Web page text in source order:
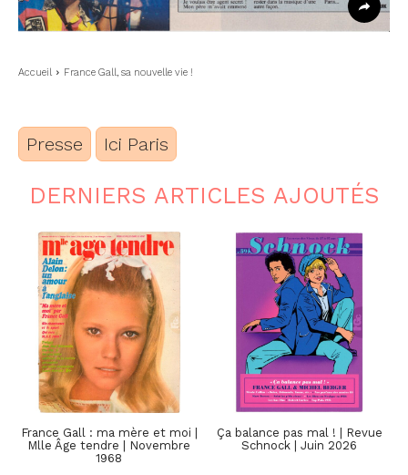
Accueil France Gall, sa nouvelle vie !
Presse Ici Paris
DERNIERS ARTICLES AJOUTÉS
France Gall : ma mère et moi |
Mlle Âge tendre | Novembre
1968
Ça balance pas mal ! | Revue
Schnock | Juin 2026